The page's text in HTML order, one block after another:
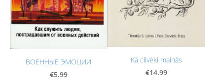
ВОЕННЫЕ ЭМОЦИИ
€5.99
Kā cilvēki mainās
€14.99